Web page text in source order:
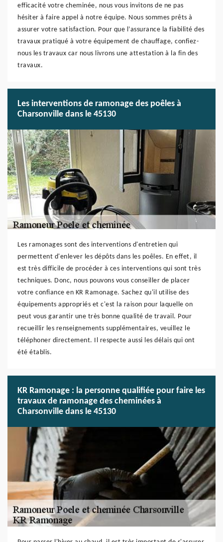
efficacité votre cheminée, nous vous invitons de ne pas
hésiter à faire appel à notre équipe. Nous sommes prêts à
assurer votre satisfaction. Pour que l’assurance la fiabilité des
travaux pratiqué à votre équipement de chauffage, confiez-
nous les travaux car nous livrons une attestation à la fin des
travaux.
Les interventions de ramonage des poêles à
Charsonville dans le 45130
Les ramonages sont des interventions d'entretien qui
permettent d'enlever les dépôts dans les poêles. En effet, il
est très difficile de procéder à ces interventions qui sont très
techniques. Donc, nous pouvons vous conseiller de placer
votre confiance en KR Ramonage. Sachez qu'il utilise des
équipements appropriés et c'est la raison pour laquelle on
peut vous garantir une très bonne qualité de travail. Pour
recueillir les renseignements supplémentaires, veuillez le
téléphoner directement. Il respecte aussi les délais qui ont
été établis.
KR Ramonage : la personne qualifiée pour faire les
travaux de ramonage des cheminées à
Charsonville dans le 45130